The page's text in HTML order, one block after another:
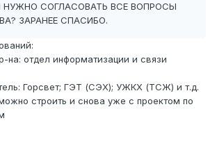
НУЖНО СОГЛАСОВАТЬ ВСЕ ВОПРОСЫ
ЗАРАНЕЕ СПАСИБО.
на: отдел информатизации и связи
Горсвет; ГЭТ (СЭХ); УЖКХ (ТСЖ) и т.д.
строить и снова уже с проектом по